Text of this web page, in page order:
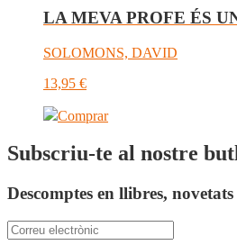
LA MEVA PROFE ÉS
SOLOMONS, DAVID
13,95 €
Comprar
Subscriu-te al nostre
Descomptes en llibres,